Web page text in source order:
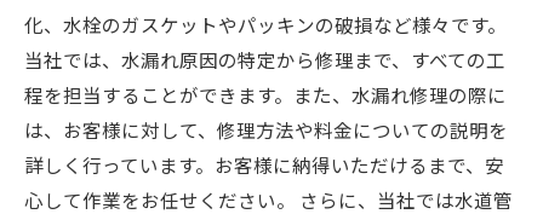
化、水栓のガスケットやパッキンの破損など様々です。
当社では、水漏れ原因の特定から修理まで、すべての工
程を担当することができます。また、水漏れ修理の際に
は、お客様に対して、修理方法や料金についての説明を
詳しく行っています。お客様に納得いただけるまで、安
心して作業をお任せください。 さらに、当社では水道管